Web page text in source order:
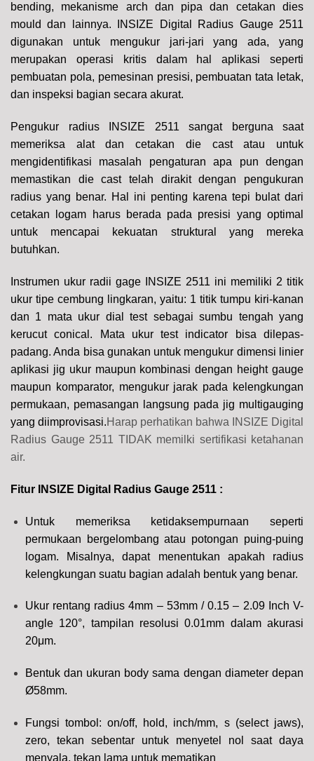
bending, mekanisme arch dan pipa dan cetakan dies
mould dan lainnya. INSIZE Digital Radius Gauge 2511
digunakan untuk mengukur jari-jari yang ada, yang
merupakan operasi kritis dalam hal aplikasi seperti
pembuatan pola, pemesinan presisi, pembuatan tata letak,
dan inspeksi bagian secara akurat.
Pengukur radius INSIZE 2511 sangat berguna saat
memeriksa alat dan cetakan die cast atau untuk
mengidentifikasi masalah pengaturan apa pun dengan
memastikan die cast telah dirakit dengan pengukuran
radius yang benar. Hal ini penting karena tepi bulat dari
cetakan logam harus berada pada presisi yang optimal
untuk mencapai kekuatan struktural yang mereka
butuhkan.
Instrumen ukur radii gage INSIZE 2511 ini memiliki 2 titik
ukur tipe cembung lingkaran, yaitu: 1 titik tumpu kiri-kanan
dan 1 mata ukur dial test sebagai sumbu tengah yang
kerucut conical. Mata ukur test indicator bisa dilepas-
padang. Anda bisa gunakan untuk mengukur dimensi linier
aplikasi jig ukur maupun kombinasi dengan height gauge
maupun komparator, mengukur jarak pada kelengkungan
permukaan, pemasangan langsung pada jig multigauging
yang diimprovisasi.Harap perhatikan bahwa INSIZE Digital
Radius Gauge 2511 TIDAK memilki sertifikasi ketahanan
air.
Fitur INSIZE Digital Radius Gauge 2511 :
Untuk memeriksa ketidaksempurnaan seperti
permukaan bergelombang atau potongan puing-puing
logam. Misalnya, dapat menentukan apakah radius
kelengkungan suatu bagian adalah bentuk yang benar.
Ukur rentang radius 4mm – 53mm / 0.15 – 2.09 Inch V-
angle 120°, tampilan resolusi 0.01mm dalam akurasi
20μm.
Bentuk dan ukuran body sama dengan diameter depan
Ø58mm.
Fungsi tombol:on/off, hold, inch/mm, s (select jaws),
zero, tekan sebentar untuk menyetel nol saat daya
menyala, tekan lama untuk mematikan